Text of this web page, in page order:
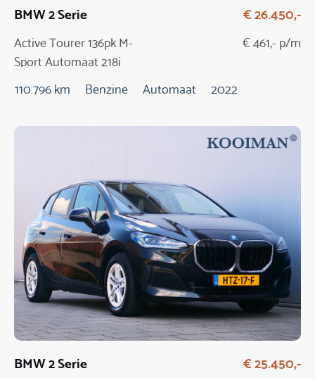
BMW 2 Serie
Active Tourer 136pk M-
Sport Automaat 218i
€ 26.450,-
€ 461,- p/m
110.796 km Benzine Automaat 2022
BMW 2 Serie € 25.450,-